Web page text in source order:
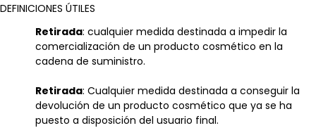
DEFINICIONES ÚTILES
Retirada: cualquier medida destinada a impedir la
comercialización de un producto cosmético en la
cadena de suministro.
Retirada: Cualquier medida destinada a conseguir la
devolución de un producto cosmético que ya se ha
puesto a disposición del usuario final.